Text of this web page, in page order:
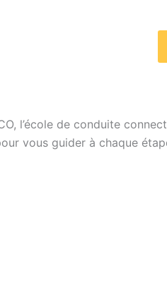
l’école de conduite
vous guider à chaque